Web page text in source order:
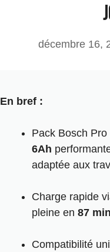
décembre 16,
En bref :
Pack Bosch Pro
6Ah
adaptée aux
Charge rapide
pleine en 87
Compatibilité